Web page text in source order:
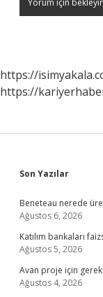
https://
https://
Sidebar
Son Yazılar
Beneteau nerede
Ağustos 6, 2026
Katılım bankaları
Ağustos 5, 2026
Avan proje için
Ağustos 4, 2026